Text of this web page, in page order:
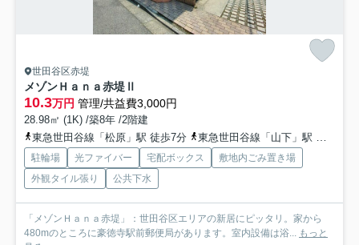
世田谷区赤堤
メゾンＨａｎａ赤堤Ⅱ
10.3万円 管理/共益費3,000円
28.98㎡ (1K) /築8年 /2階建
東急世田谷線「松原」駅 徒歩7分
東急世田谷線「山下」駅 徒歩8分
駐輪場 光ファイバー 宅配ボックス
敷地内ごみ置き場
外観タイル張り
公共下水
「メゾンＨａｎａ赤堤」：世田谷区エリアの新居にピッタリ。家から
480mのところに豪徳寺駅前郵便局があります。室内設備は浴... もっと